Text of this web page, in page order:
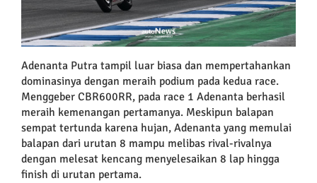
Adenanta Putra tampil luar biasa dan mempertahankan
dominasinya dengan meraih podium pada kedua race.
Menggeber CBR600RR, pada race 1 Adenanta berhasil
meraih kemenangan pertamanya. Meskipun balapan
sempat tertunda karena hujan, Adenanta yang memulai
balapan dari urutan 8 mampu melibas rival-rivalnya
dengan melesat kencang menyelesaikan 8 lap hingga
finish di urutan pertama.